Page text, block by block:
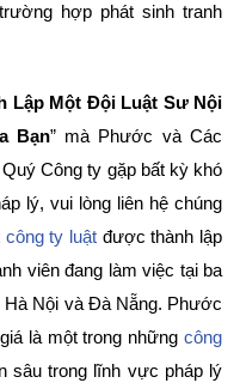
hợp phát sinh tranh
Lập Một Đội Luật Sư Nội
Bạn” mà Phước và Các
Công ty gặp bất kỳ khó
lý, vui lòng liên hệ chúng
công ty luật được thành lập
viên đang làm việc tại ba
Hà Nội và Đà Nẵng. Phước
là một trong những công
sâu trong lĩnh vực pháp lý